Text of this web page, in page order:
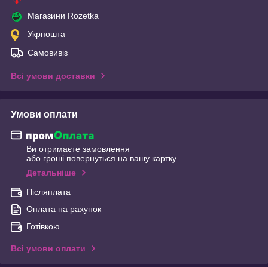
Магазини Rozetka
Укрпошта
Самовивіз
Всі умови доставки
Умови оплати
Ви отримаєте замовлення
або гроші повернуться на вашу картку
Детальніше
Післяплата
Оплата на рахунок
Готівкою
Всі умови оплати